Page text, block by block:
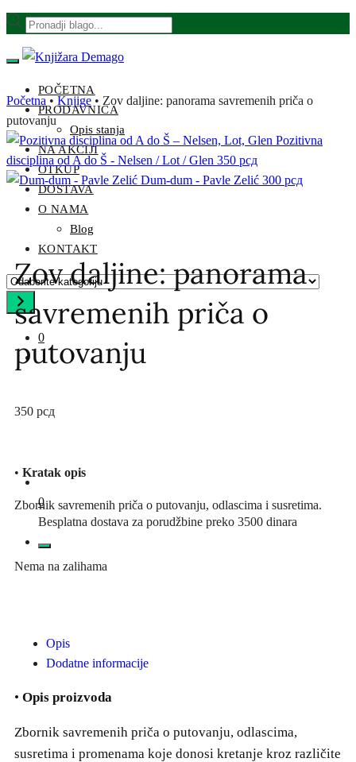
POČETNA
PRODAVNICA
Opis stanja
NA AKCIJI
OTKUP
DOSTAVA
O NAMA
Blog
KONTAKT
0
0
Besplatna dostava za porudžbine preko 3500 dinara
Početna • Knjige • Zov daljine: panorama savremenih priča o
putovanju
Pozitivna
disciplina od A do Š - Nelsen / Lot / Glen 350 рсд
Dum-dum - Pavle Zelić 300 рсд
Zov daljine: panorama
savremenih priča o
putovanju
350 рсд
• Kratak opis
Zbornik savremenih priča o putovanju, odlascima i susretima.
Nema na zalihama
Opis
Dodatne informacije
• Opis proizvoda
Zbornik savremenih priča o putovanju, odlascima,
susretima i promenama koje donosi kretanje kroz različite